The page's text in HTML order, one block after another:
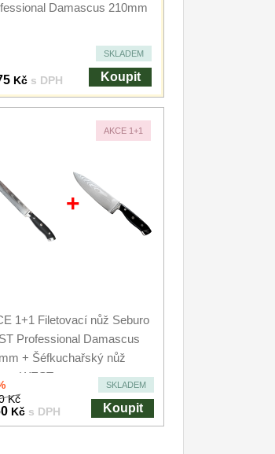
Damascus 210mm
SKLADEM
Kč s DPH Koupit
AKCE 1+1
+
1+1 Filetovací nůž Seburo
Professional Damascus
+ Šéfkuchařský nůž
WEST...
SKLADEM
Kč
Kč s DPH Koupit